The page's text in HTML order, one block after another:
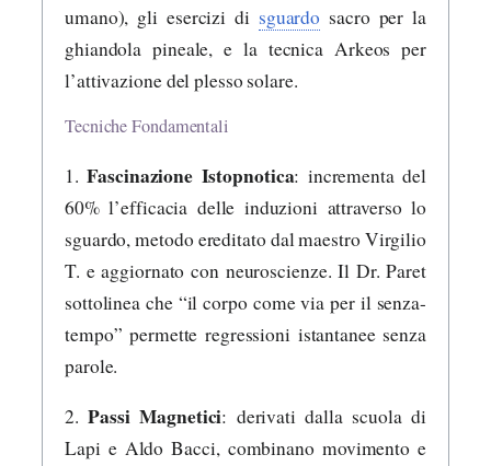
umano), gli esercizi di sguardo sacro per la
ghiandola pineale, e la tecnica Arkeos per
l’attivazione del plesso solare.
Tecniche Fondamentali
1.Fascinazione Istopnotica: incrementa del
60% l’efficacia delle induzioni attraverso lo
sguardo, metodo ereditato dal maestro Virgilio
T. e aggiornato con neuroscienze. Il Dr. Paret
sottolinea che “il corpo come via per il senza-
tempo” permette regressioni istantanee senza
parole.
2.Passi Magnetici: derivati dalla scuola di
Lapi e Aldo Bacci, combinano movimento e